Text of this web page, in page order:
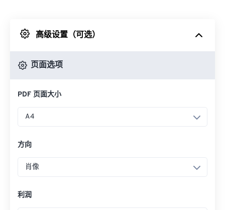
来自 Google Drive
高级设置（可选）
页面选项
PDF 页面大小
A4
方向
肖像
利润